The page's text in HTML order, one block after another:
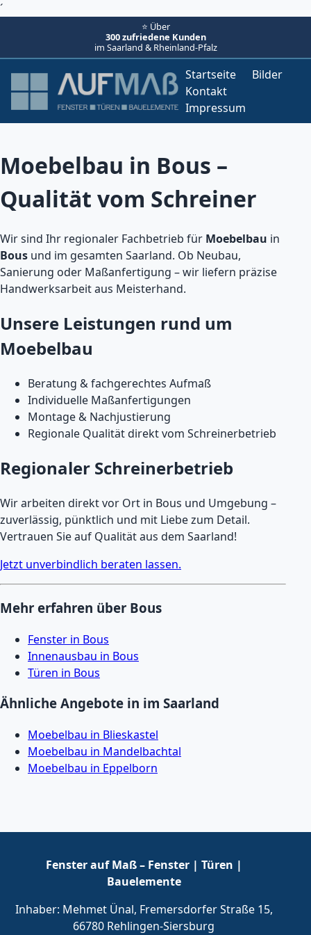
´
⭐ Über
300 zufriedene Kunden
im Saarland & Rheinland-Pfalz
Startseite
Bilder
Kontakt
Impressum
Moebelbau in Bous –
Qualität vom Schreiner
Wir sind Ihr regionaler Fachbetrieb für Moebelbau in
Bous und im gesamten Saarland. Ob Neubau,
Sanierung oder Maßanfertigung – wir liefern präzise
Handwerksarbeit aus Meisterhand.
Unsere Leistungen rund um
Moebelbau
Beratung & fachgerechtes Aufmaß
Individuelle Maßanfertigungen
Montage & Nachjustierung
Regionale Qualität direkt vom Schreinerbetrieb
Regionaler Schreinerbetrieb
Wir arbeiten direkt vor Ort in Bous und Umgebung –
zuverlässig, pünktlich und mit Liebe zum Detail.
Vertrauen Sie auf Qualität aus dem Saarland!
Jetzt unverbindlich beraten lassen.
Mehr erfahren über Bous
Fenster in Bous
Innenausbau in Bous
Türen in Bous
Ähnliche Angebote in im Saarland
Moebelbau in Blieskastel
Moebelbau in Mandelbachtal
Moebelbau in Eppelborn
Fenster auf Maß – Fenster | Türen |
Bauelemente
Inhaber: Mehmet Ünal, Fremersdorfer Straße 15,
66780 Rehlingen-Siersburg